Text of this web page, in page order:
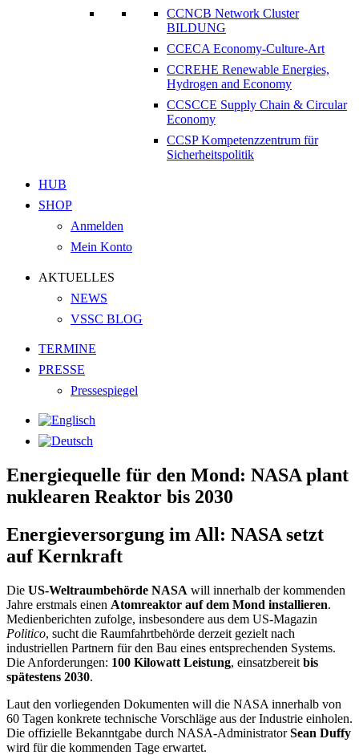
CCNCB Network Cluster
BILDUNG
CCECA Economy-Culture-Art
CCREHE Renewable Energies,
Hydrogen and Economy
CCSCCE Supply Chain & Circular
Economy
CCSP Kompetenzzentrum für
Sicherheitspolitik
HUB
SHOP
Anmelden
Mein Konto
AKTUELLES
NEWS
VSSC BLOG
TERMINE
PRESSE
Pressespiegel
Energiequelle für den Mond: NASA plant
nuklearen Reaktor bis 2030
Energieversorgung im All: NASA setzt
auf Kernkraft
Die US-Weltraumbehörde NASA will innerhalb der kommenden
Jahre erstmals einen Atomreaktor auf dem Mond installieren.
Medienberichten zufolge, insbesondere aus dem US-Magazin
Politico, sucht die Raumfahrtbehörde derzeit gezielt nach
industriellen Partnern für den Bau eines entsprechenden Systems.
Die Anforderungen: 100 Kilowatt Leistung, einsatzbereit bis
spätestens 2030.
Laut den vorliegenden Dokumenten will die NASA innerhalb von
60 Tagen konkrete technische Vorschläge aus der Industrie einholen.
Die offizielle Bekanntgabe durch NASA-AdministratorSean Duffy
wird für die kommenden Tage erwartet.